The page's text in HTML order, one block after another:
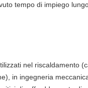
tempo di impiego
nel riscaldamento
in ingegneria